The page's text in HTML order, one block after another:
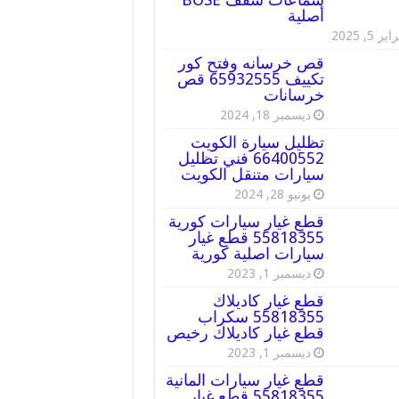
أصلية
5, 2025
قص خرسانه وفتح كور
تكييف 65932555 قص
خرسانات
ديسمبر 18, 2024
تظليل سيارة الكويت
66400552 فني تظليل
سيارات متنقل الكويت
يونيو 28, 2024
قطع غيار سيارات كورية
55818355 قطع غيار
سيارات اصلية كورية
ديسمبر 1, 2023
قطع غيار كاديلاك
55818355 سكراب
قطع غيار كاديلاك رخيص
ديسمبر 1, 2023
قطع غيار سيارات المانية